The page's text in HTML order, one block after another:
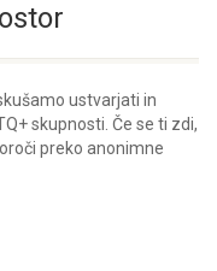
ustvarjati in
skupnosti. Če se ti zdi,
preko anonimne